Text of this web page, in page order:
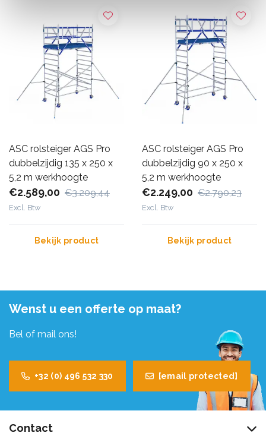
ASC rolsteiger AGS Pro
dubbelzijdig 135 x 250 x
5,2 m werkhoogte
€2.589,00 €3.209,44
Excl. Btw
Bekijk product
ASC rolsteiger AGS Pro
dubbelzijdig 90 x 250 x
5,2 m werkhoogte
€2.249,00 €2.790,23
Excl. Btw
Bekijk product
Wenst u een offerte op maat?
Bel of mail ons!
+32 (0) 496 532 330 [email protected]
Contact